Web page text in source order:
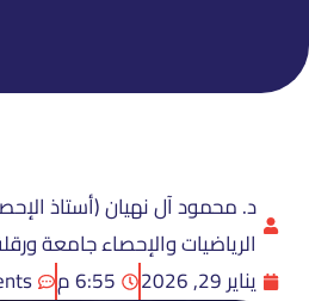
د. محمود آل نهيان (أستاذ
الرياضيات والإحصاء جامعة
يناير 29, 2026
6:55 م